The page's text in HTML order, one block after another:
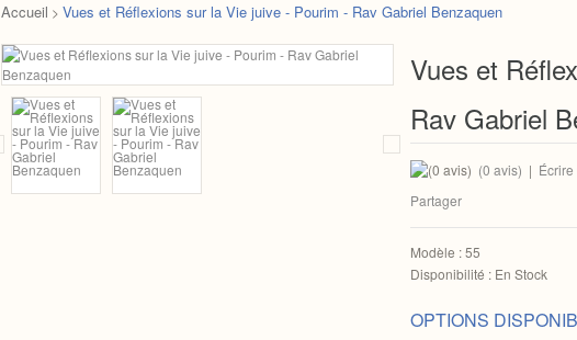
Accueil > Vues et Réflexions sur la Vie juive - Pourim - Rav Gabriel Benzaquen
Vues et
Rav Gabriel
(0 avis) |
Partager
Modèle :55
Disponibilité :En Stock
OPTIONS